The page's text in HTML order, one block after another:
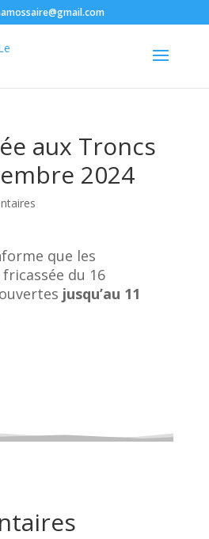
aux Troncs
2024
que les
du 16
jusqu’au 11